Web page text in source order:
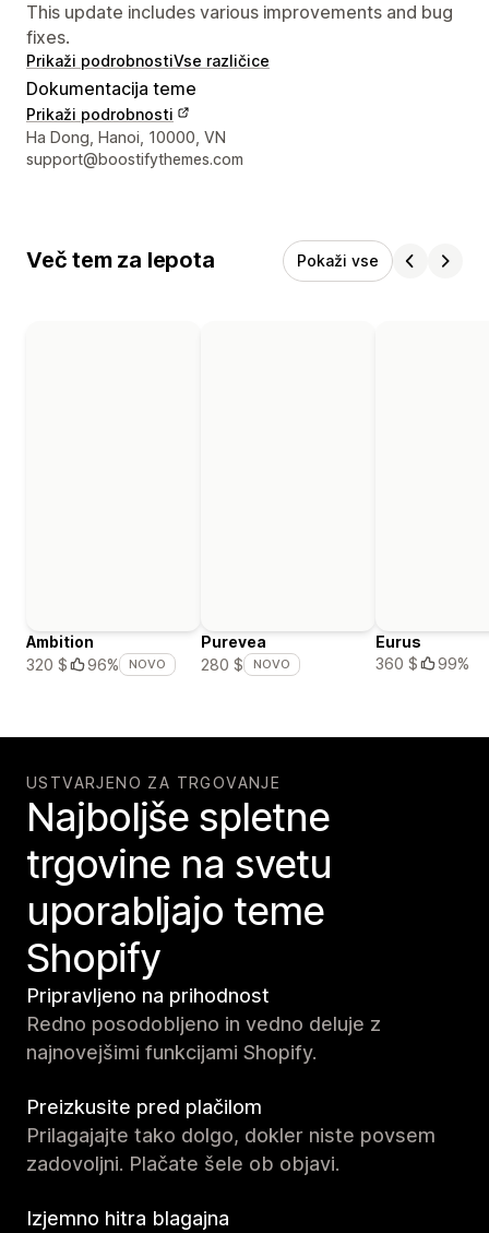
This update includes various improvements and bug
fixes.
Prikaži podrobnostiVse različice
Dokumentacija teme
Prikaži podrobnosti
Podatki za stik z oblikovalcem
Ha Dong, Hanoi, 10000, VN
support@boostifythemes.com
Več tem za lepota Pokaži vse
Ambition
320 $
96% NOVO
Purevea
280 $
NOVO
Eurus
360 $
99%
USTVARJENO ZA TRGOVANJE
Najboljše spletne
trgovine na svetu
uporabljajo teme
Shopify
Pripravljeno na prihodnost
Redno posodobljeno in vedno deluje z
najnovejšimi funkcijami Shopify.
Preizkusite pred plačilom
Prilagajajte tako dolgo, dokler niste povsem
zadovoljni. Plačate šele ob objavi.
Izjemno hitra blagajna